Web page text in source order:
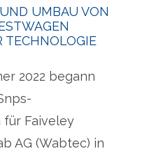
UMBAU VON
TECHNOLOGIE
2022 begann
Faiveley
AG (Wabtec) in